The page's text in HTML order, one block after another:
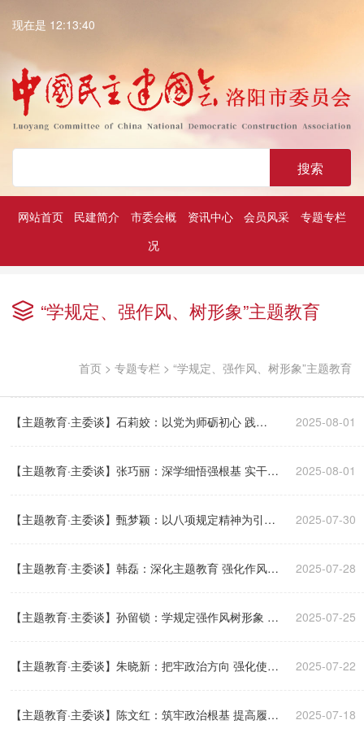
现在是 12:13:41
搜索
网站首页 民建简介
市委会概
况
资讯中心 会员风采 专题专栏
“学规定、强作风、树形象”主题教育
首页 > 专题专栏 > “学规定、强作风、树形象”主题教育
【主题教育·主委谈】石莉姣：以党为师砺初心 践
行“四新三好”展担当
2025-08-01
【主题教育·主委谈】张巧丽：深学细悟强根基 实干担
当显作为
2025-08-01
【主题教育·主委谈】甄梦颖：以八项规定精神为引领
锻造新时代民建优良作风
2025-07-30
【主题教育·主委谈】韩磊：深化主题教育 强化作风建
设 奋力书写履职新篇章
2025-07-28
【主题教育·主委谈】孙留锁：学规定强作风树形象 守
初心担使命展作为
2025-07-25
【主题教育·主委谈】朱晓新：把牢政治方向 强化使命
担当
2025-07-22
【主题教育·主委谈】陈文红：筑牢政治根基 提高履职 2025-07-18